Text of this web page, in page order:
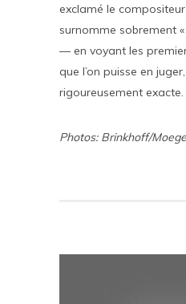
exclamé le
surnomme sobrement
— en voyant les
que l’on puisse en
rigoureusement exacte.
Photos: Brinkhoff/